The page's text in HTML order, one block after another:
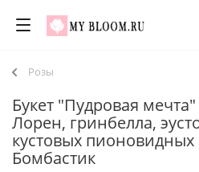
Розы
Букет "Пудровая
Лорен, гринбелла,
кустовых
Бомбастик